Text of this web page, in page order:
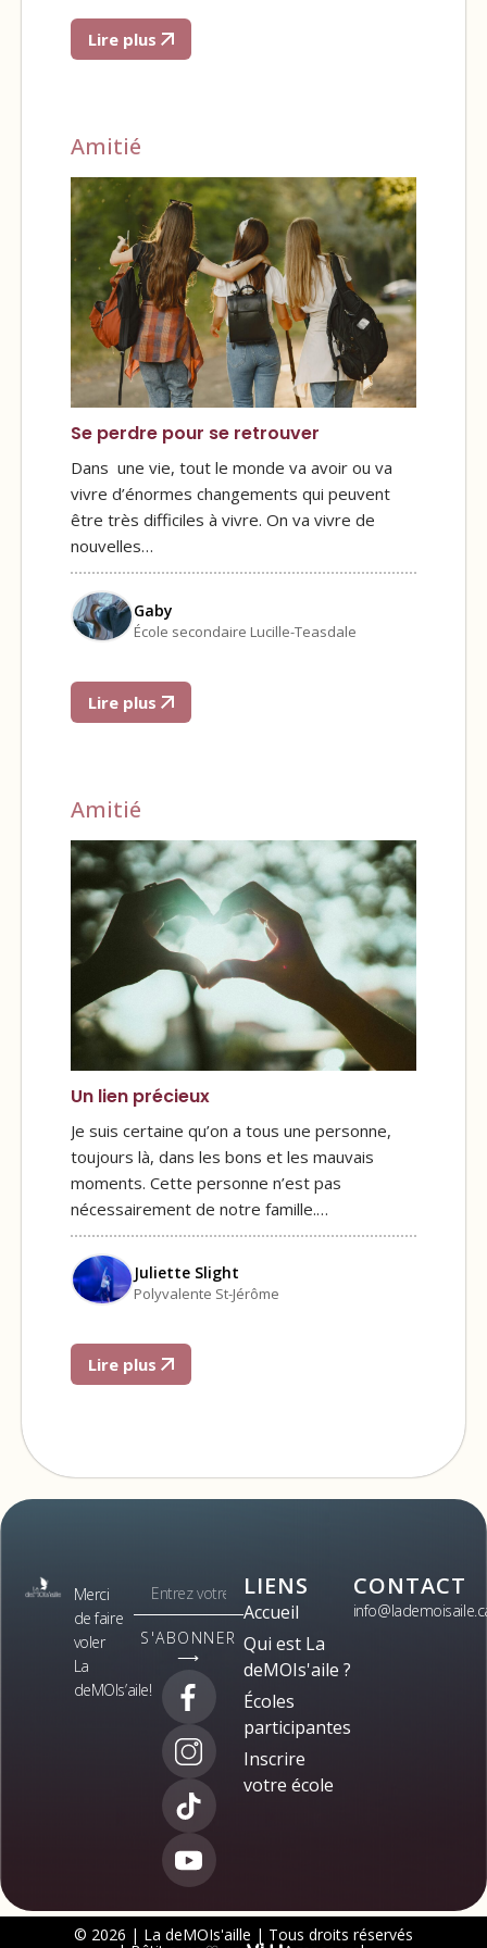
Lire plus
Amitié
Se perdre pour se retrouver
Dans une vie, tout le monde va avoir ou va
vivre d’énormes changements qui peuvent
être très difficiles à vivre. On va vivre de
nouvelles…
Gaby
École secondaire Lucille-Teasdale
Lire plus
Amitié
Un lien précieux
Je suis certaine qu’on a tous une personne,
toujours là, dans les bons et les mauvais
moments. Cette personne n’est pas
nécessairement de notre famille.…
Juliette Slight
Polyvalente St-Jérôme
Lire plus
Merci
de faire
voler
La
deMOIs’aile!
S'ABONNER
⟶
LIENS
Accueil
Qui est La
deMOIs'aile ?
Écoles
participantes
Inscrire
votre école
CONTACT
© 2026 | La deMOIs'aille | Tous droits réservés